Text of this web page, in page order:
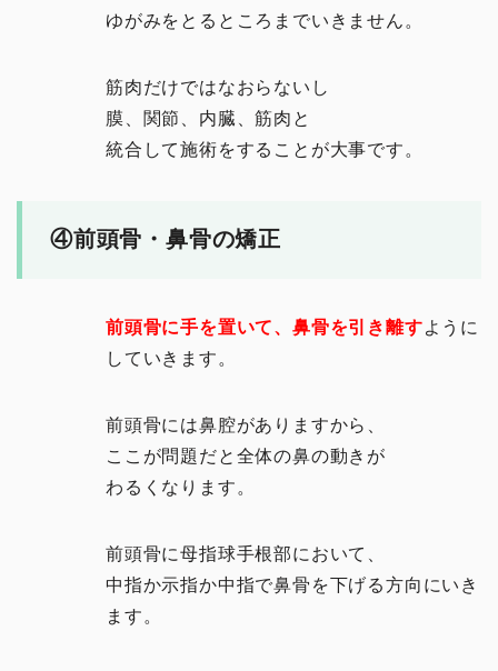
ゆがみをとるところまでいきません。
筋肉だけではなおらないし
膜、関節、内臓、筋肉と
統合して施術をすることが大事です。
④前頭骨・鼻骨の矯正
前頭骨に手を置いて、鼻骨を引き離すように
していきます。
前頭骨には鼻腔がありますから、
ここが問題だと全体の鼻の動きが
わるくなります。
前頭骨に母指球手根部において、
中指か示指か中指で鼻骨を下げる方向にいき
ます。